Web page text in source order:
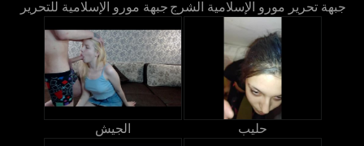
جبهة مورو الإسلامية للتحرير جبهة تحرير مورو الإسلامية الشرج
الجيش حليب